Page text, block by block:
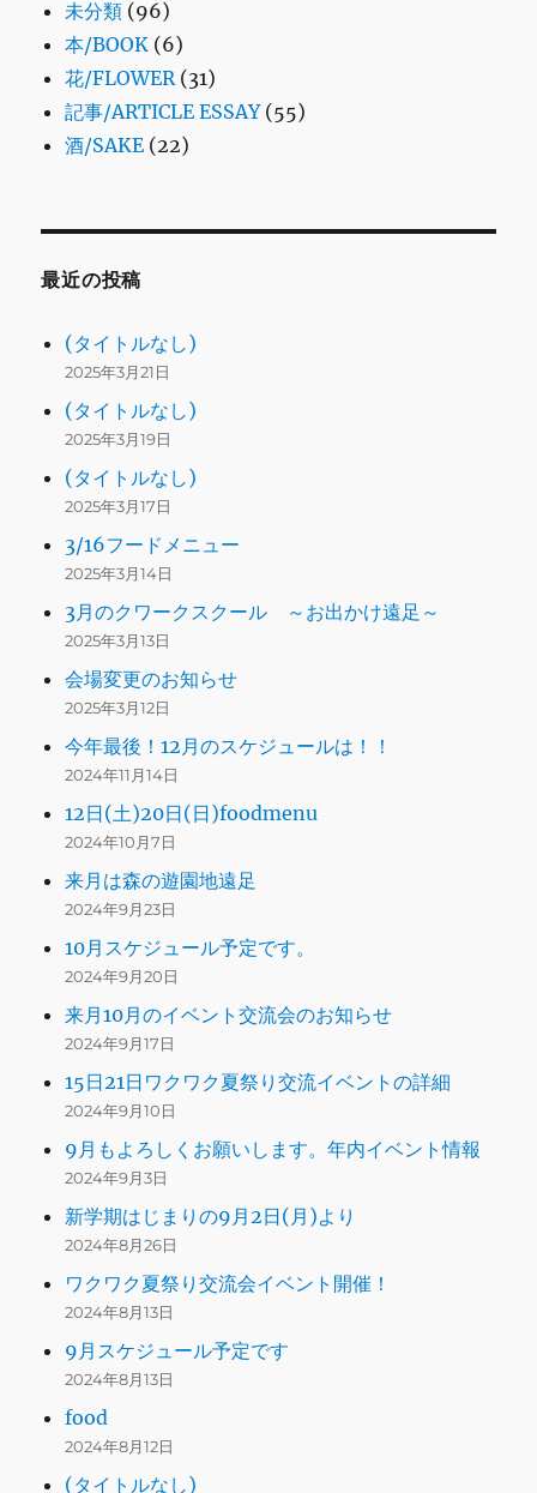
未分類 (96)
本/BOOK (6)
花/FLOWER (31)
記事/ARTICLE ESSAY(55)
酒/SAKE (22)
最近の投稿
(タイトルなし)
2025年3月21日
(タイトルなし)
2025年3月19日
(タイトルなし)
2025年3月17日
3/16フードメニュー
2025年3月14日
3月のクワークスクール ～お出かけ遠足～
2025年3月13日
会場変更のお知らせ
2025年3月12日
今年最後！12月のスケジュールは！！
2024年11月14日
12日(土)20日(日)foodmenu
2024年10月7日
来月は森の遊園地遠足
2024年9月23日
10月スケジュール予定です。
2024年9月20日
来月10月のイベント交流会のお知らせ
2024年9月17日
15日21日ワクワク夏祭り交流イベントの詳細
2024年9月10日
9月もよろしくお願いします。年内イベント情報
2024年9月3日
新学期はじまりの9月2日(月)より
2024年8月26日
ワクワク夏祭り交流会イベント開催！
2024年8月13日
9月スケジュール予定です
2024年8月13日
food
2024年8月12日
(タイトルなし)